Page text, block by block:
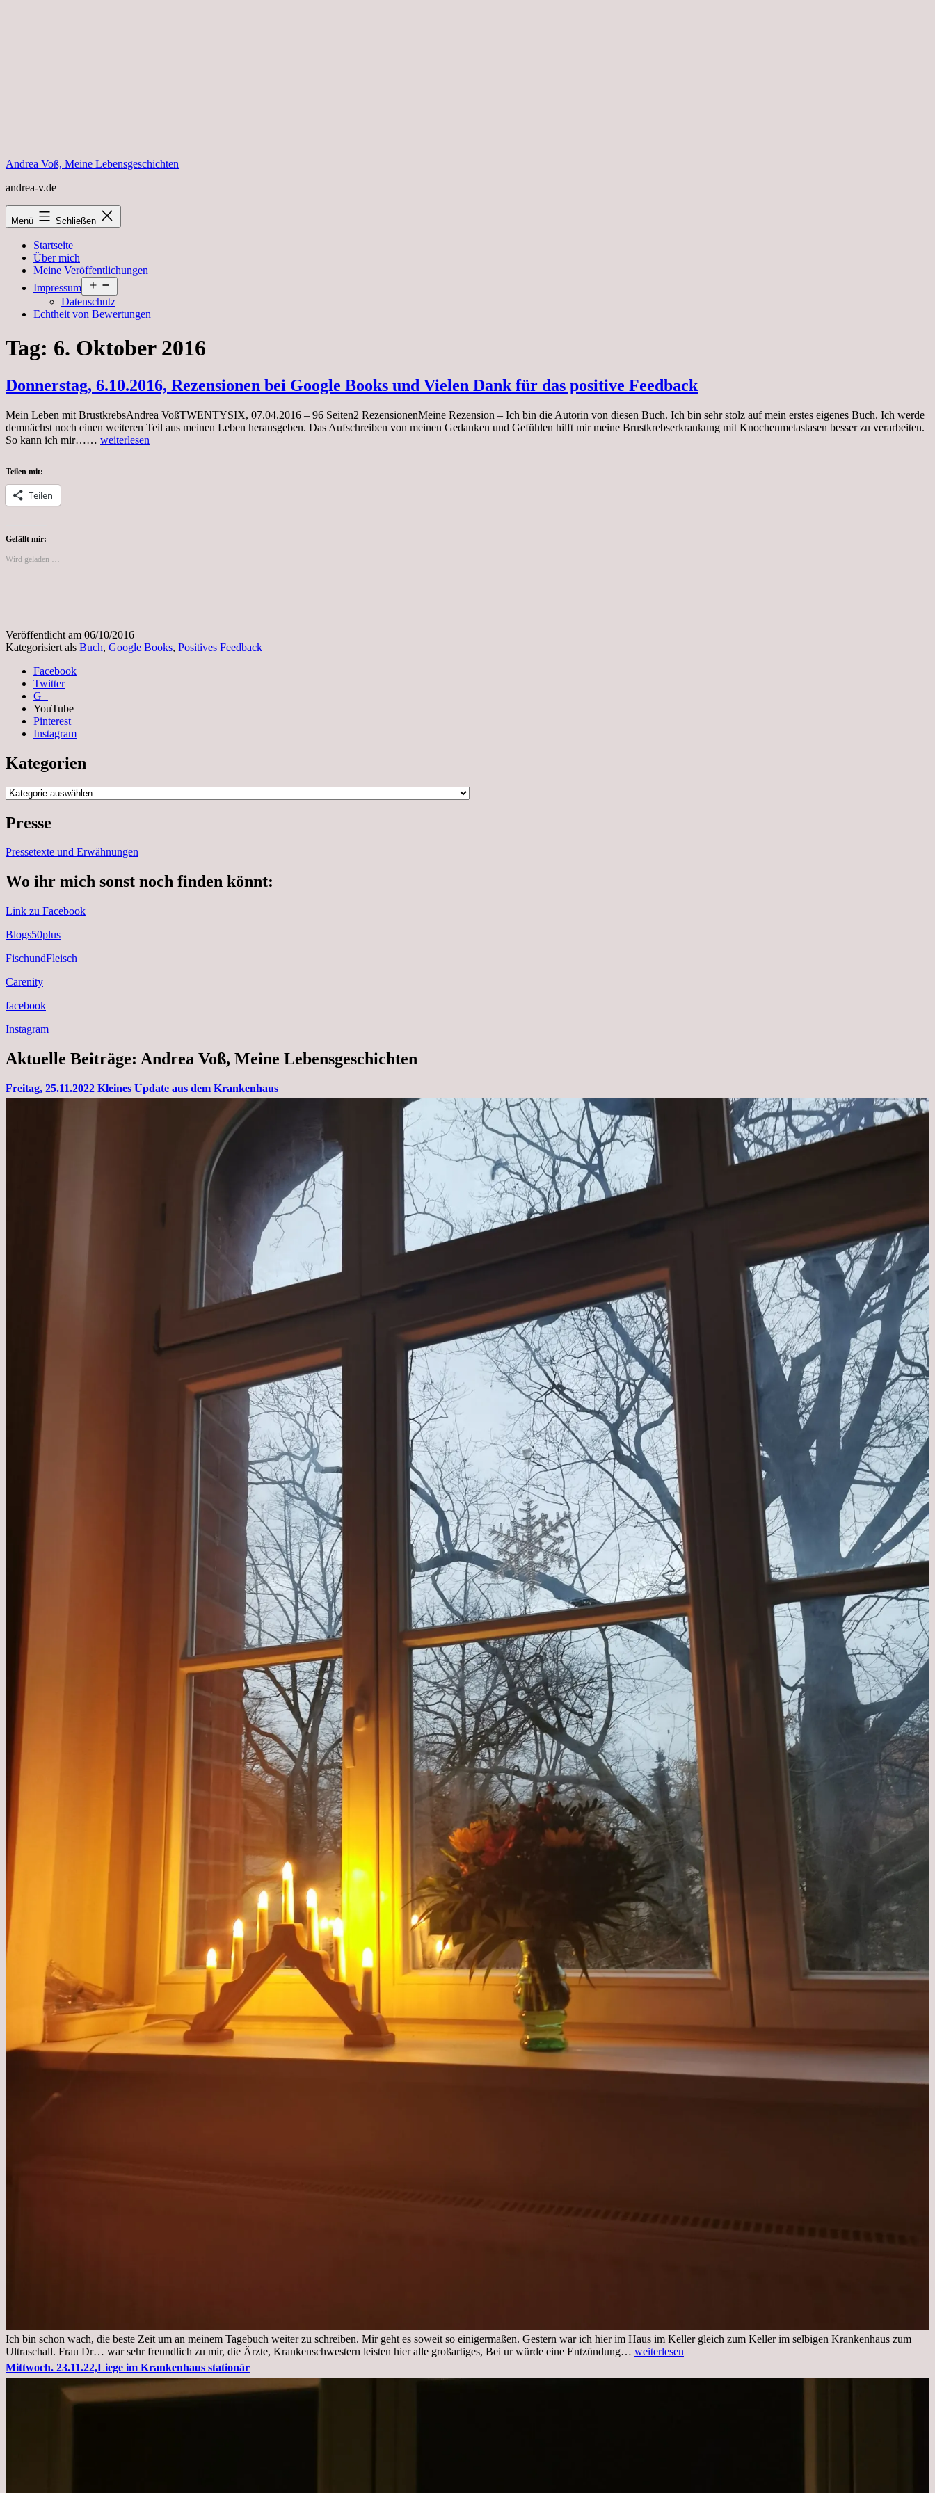
Andrea Voß, Meine Lebensgeschichten
andrea-v.de
Menü Schließen
Startseite
Über mich
Meine Veröffentlichungen
Impressum
öffnen
Datenschutz
Echtheit von Bewertungen
Tag: 6. Oktober 2016
Donnerstag, 6.10.2016, Rezensionen bei Google Books und Vielen Dank für das positive Feedback
Mein Leben mit BrustkrebsAndrea VoßTWENTYSIX, 07.04.2016 – 96 Seiten2 RezensionenMeine Rezension – Ich bin die Autorin von diesen Buch. Ich bin sehr stolz auf mein erstes eigenes Buch. Ich werde
demnächst noch einen weiteren Teil aus meinen Leben herausgeben. Das Aufschreiben von meinen Gedanken und Gefühlen hilft mir meine Brustkrebserkrankung mit Knochenmetastasen besser zu verarbeiten.
So kann ich mir…… Donnerstag,
weiterlesen
Teilen mit:
Teilen
Gefällt mir:
Wird geladen …
Veröffentlicht am 06/10/2016
Kategorisiert als Buch, Google Books, Positives Feedback
Facebook
Twitter
G+
YouTube
Pinterest
Instagram
Kategorien
Kategorien
Presse
Pressetexte und Erwähnungen
Wo ihr mich sonst noch finden könnt:
Link zu Facebook
Blogs50plus
FischundFleisch
Carenity
facebook
Instagram
Aktuelle Beiträge: Andrea Voß, Meine Lebensgeschichten
Freitag, 25.11.2022 Kleines Update aus dem Krankenhaus
Ich bin schon wach, die beste Zeit um an meinem Tagebuch weiter zu schreiben. Mir geht es soweit so einigermaßen. Gestern war ich hier im Haus im Keller gleich zum Keller im selbigen Krankenhaus zum
Ultraschall. Frau Dr… war sehr freundlich zu mir, die Ärzte, Krankenschwestern leisten hier alle großartiges, Bei ur würde eine Entzündung… Freitag,
Kleines
weiterlesen
Mittwoch. 23.11.22,Liege im Krankenhaus stationär